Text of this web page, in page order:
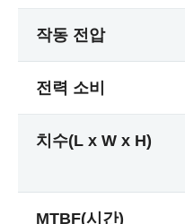
작동 전압
전력 소비
치수(L x W x H)
MTBF(시간)